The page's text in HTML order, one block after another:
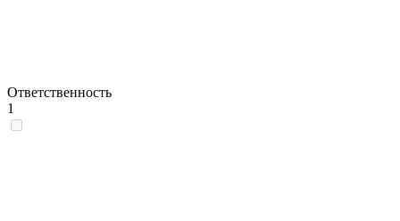
Ответственность
1